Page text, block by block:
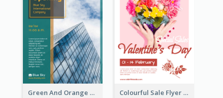
Green And Orange Flyer Of Opening Ceremony Colourful Sale Flyer Of Valentine Day With Photo